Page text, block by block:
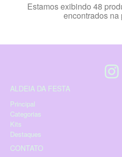
Estamos exibindo 48
encontrados na
ALDEIA DA FESTA
Principal
Categorias
Kits
Destaques
CONTATO